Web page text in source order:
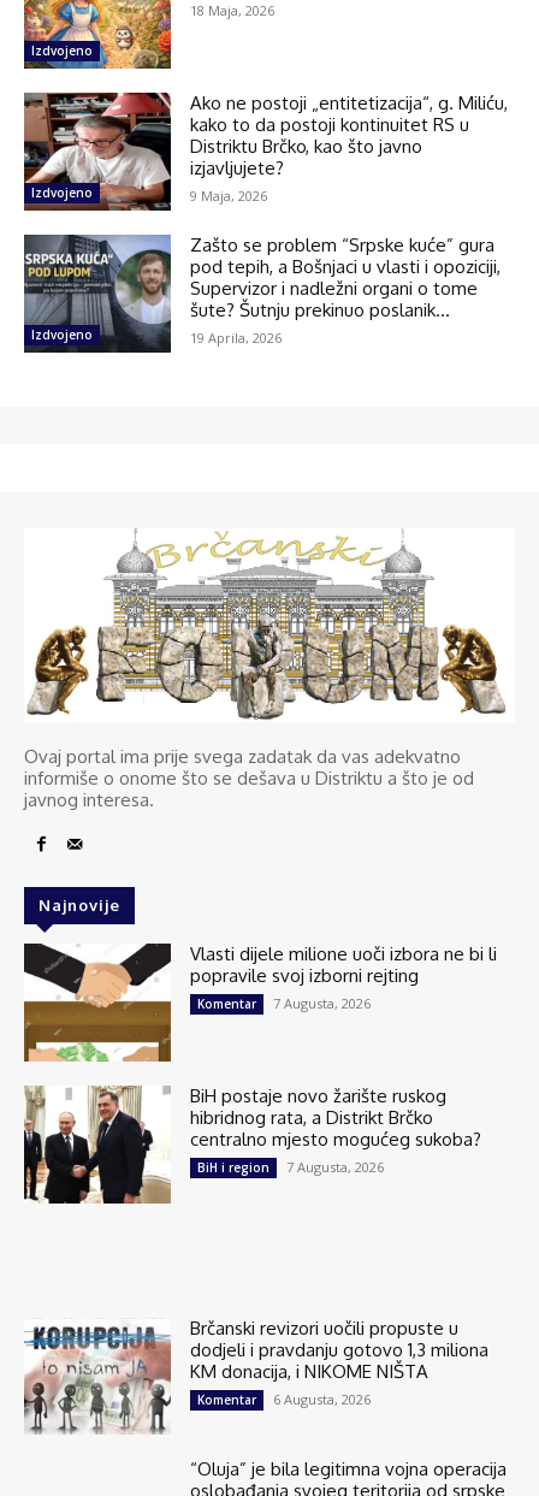
Izdvojeno
18 Maja, 2026
Izdvojeno
Ako ne postoji „entitetizacija“, g. Miliću,
kako to da postoji kontinuitet RS u
Distriktu Brčko, kao što javno
izjavljujete?
9 Maja, 2026
Izdvojeno
Zašto se problem “Srpske kuće” gura
pod tepih, a Bošnjaci u vlasti i opoziciji,
Supervizor i nadležni organi o tome
šute? Šutnju prekinuo poslanik...
19 Aprila, 2026
Ovaj portal ima prije svega zadatak da vas adekvatno
informiše o onome što se dešava u Distriktu a što je od
javnog interesa.
Najnovije
Vlasti dijele milione uoči izbora ne bi li
popravile svoj izborni rejting
Komentar 7 Augusta, 2026
BiH postaje novo žarište ruskog
hibridnog rata, a Distrikt Brčko
centralno mjesto mogućeg sukoba?
BiH i region 7 Augusta, 2026
Brčanski revizori uočili propuste u
dodjeli i pravdanju gotovo 1,3 miliona
KM donacija, i NIKOME NIŠTA
Komentar 6 Augusta, 2026
“Oluja” je bila legitimna vojna operacija
oslobađanja svojeg teritorija od srpske